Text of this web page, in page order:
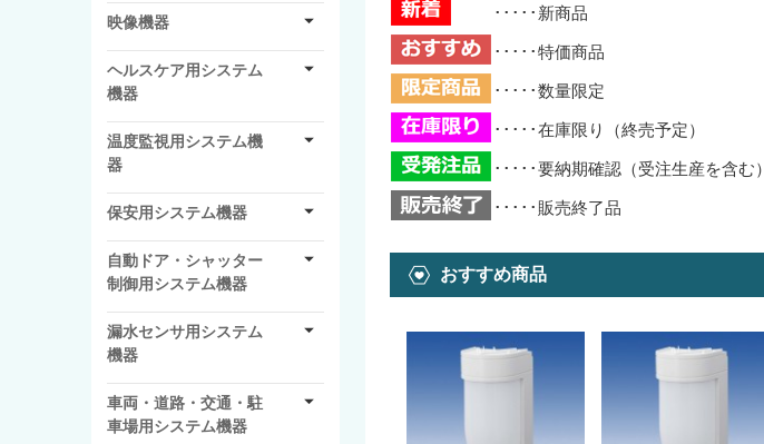
･････新商品
･････特価商品
･････数量限定
･････在庫限り（終売予定）
･････要納期確認（受注生産を含む）
･････販売終了品
おすすめ商品
映像機器
ヘルスケア用システム
機器
温度監視用システム機
器
保安用システム機器
自動ドア・シャッター
制御用システム機器
漏水センサ用システム
機器
車両・道路・交通・駐
車場用システム機器